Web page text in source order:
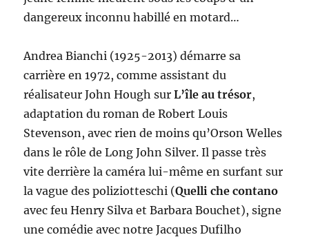
dangereux inconnu habillé en motard…
Andrea Bianchi (1925-2013) démarre sa
carrière en 1972, comme assistant du
réalisateur John Hough surL’île au trésor,
adaptation du roman de Robert Louis
Stevenson, avec rien de moins qu’Orson Welles
dans le rôle de Long John Silver. Il passe très
vite derrière la caméra lui-même en surfant sur
la vague des poliziotteschi (Quelli che contano
avec feu Henry Silva et Barbara Bouchet), signe
une comédie avec notre Jacques Dufilho